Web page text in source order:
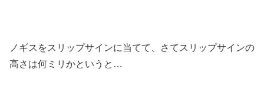
ノギスをスリップサインに当てて、さてスリップサインの
高さは何ミリかというと…